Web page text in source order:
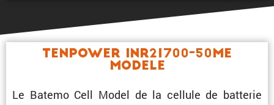
Tenpower INR21700-50ME
Modele
Le Batemo Cell Model de la cellule de batterie